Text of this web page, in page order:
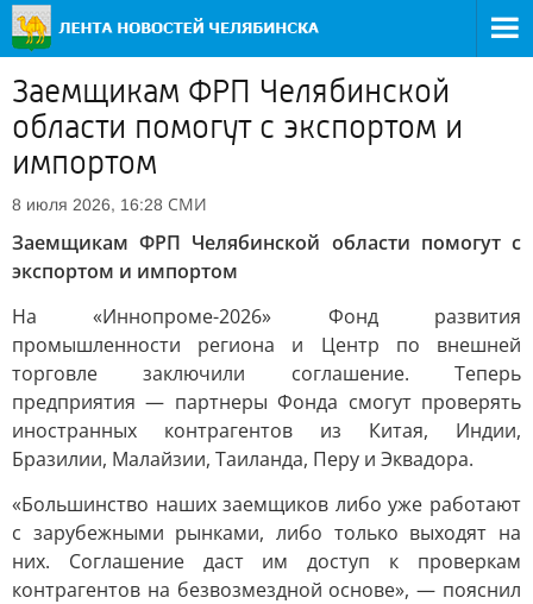
Заемщикам ФРП Челябинской
области помогут с экспортом и
импортом
8 июля 2026, 16:28 СМИ
Заемщикам ФРП Челябинской области помогут с
экспортом и импортом
На «Иннопроме-2026» Фонд развития
промышленности региона и Центр по внешней
торговле заключили соглашение. Теперь
предприятия — партнеры Фонда смогут проверять
иностранных контрагентов из Китая, Индии,
Бразилии, Малайзии, Таиланда, Перу и Эквадора.
«Большинство наших заемщиков либо уже работают
с зарубежными рынками, либо только выходят на
них. Соглашение даст им доступ к проверкам
контрагентов на безвозмездной основе», — пояснил